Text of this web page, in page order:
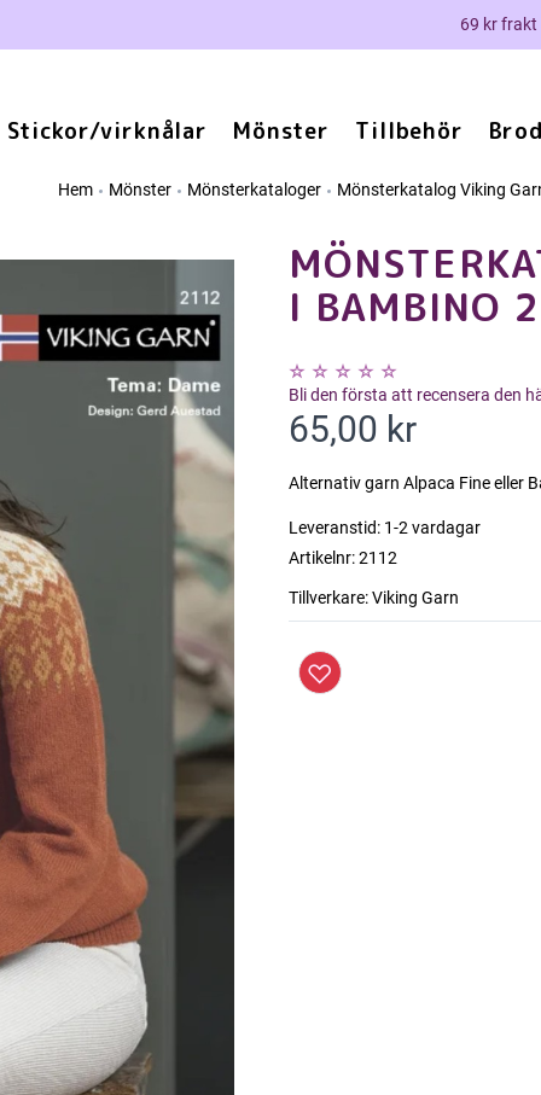
69 kr
Stickor/virknålar Mönster Tillbehör
Hem Mönster Mönsterkataloger Mönsterkatalog Viking
I BAMBINO
Bli den första att recensera den
65,00 kr
Alternativ garn Alpaca Fine eller
Leveranstid: 1-2 vardagar
Artikelnr:2112
Tillverkare:Viking Garn